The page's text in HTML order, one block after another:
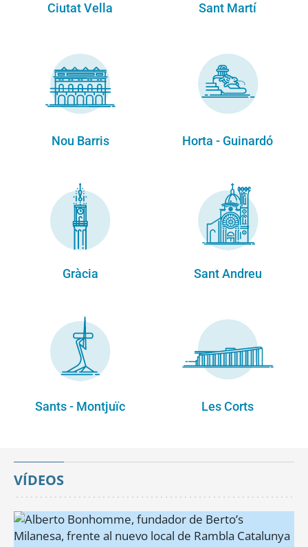
Ciutat Vella Sant Martí
Nou Barris Horta - Guinardó
Gràcia Sant Andreu
Sants - Montjuïc Les Corts
VÍDEOS